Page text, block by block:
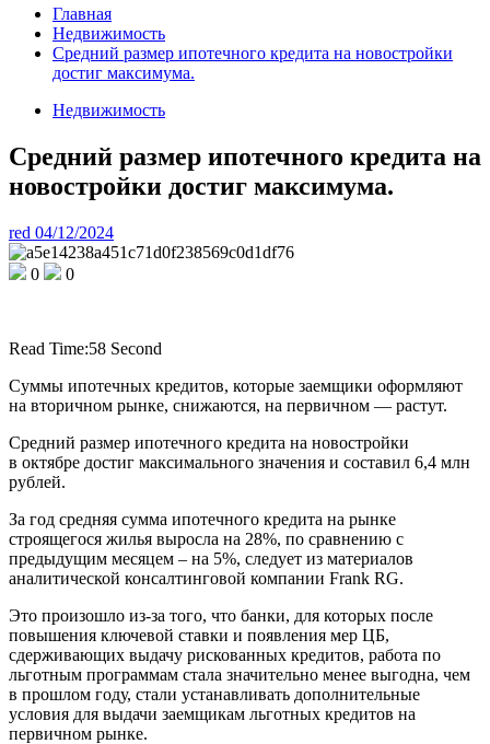
Главная
Недвижимость
Средний размер ипотечного кредита на новостройки
достиг максимума.
Недвижимость
Средний размер ипотечного кредита на
новостройки достиг максимума.
red 04/12/2024
0 0
Read Time:58 Second
Суммы ипотечных кредитов, которые заемщики оформляют
на вторичном рынке, снижаются, на первичном — растут.
Средний размер ипотечного кредита на новостройки
в октябре достиг максимального значения и составил 6,4 млн
рублей.
За год средняя сумма ипотечного кредита на рынке
строящегося жилья выросла на 28%, по сравнению с
предыдущим месяцем – на 5%, следует из материалов
аналитической консалтинговой компании Frank RG.
Это произошло из-за того, что банки, для которых после
повышения ключевой ставки и появления мер ЦБ,
сдерживающих выдачу рискованных кредитов, работа по
льготным программам стала значительно менее выгодна, чем
в прошлом году, стали устанавливать дополнительные
условия для выдачи заемщикам льготных кредитов на
первичном рынке.